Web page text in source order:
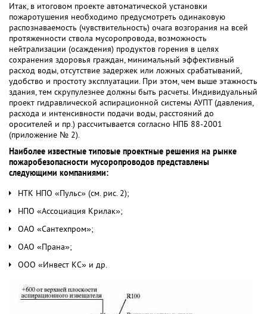
Итак, в итоговом проекте автоматической установки
пожаротушения необходимо предусмотреть одинаковую
распознаваемость (чувствительность) очага возгорания на всей
протяженности ствола мусоропровода, возможность
нейтрализации (осаждения) продуктов горения в целях
сохранения здоровья граждан, минимальный эффективный
расход воды, отсутствие задержек или ложных срабатываний,
удобство и простоту эксплуатации. При этом, чем выше этажность
здания, тем скрупулезнее должны быть расчеты. Индивидуальный
проект гидравлической аспирационной системы АУПТ (давления,
расхода и интенсивности подачи воды, расстояний до
оросителей и пр.) рассчитывается согласно НПБ 88-2001
(приложение № 2).
Наиболее известные типовые проектные решения на рынке
пожаробезопасности мусоропроводов представлены
следующими компаниями:
НТК НПО «Пульс» (см. рис. 2);
НПО «Ассоциация Крилак»;
ОАО «Сантехпром»;
ОАО «Прана»;
ООО «Инвест КС» и др.